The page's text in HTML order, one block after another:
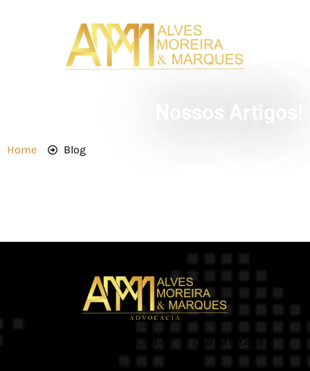
Home Blog
CNPJ 42.579.159/0001-52 | OAB/MT 2.469